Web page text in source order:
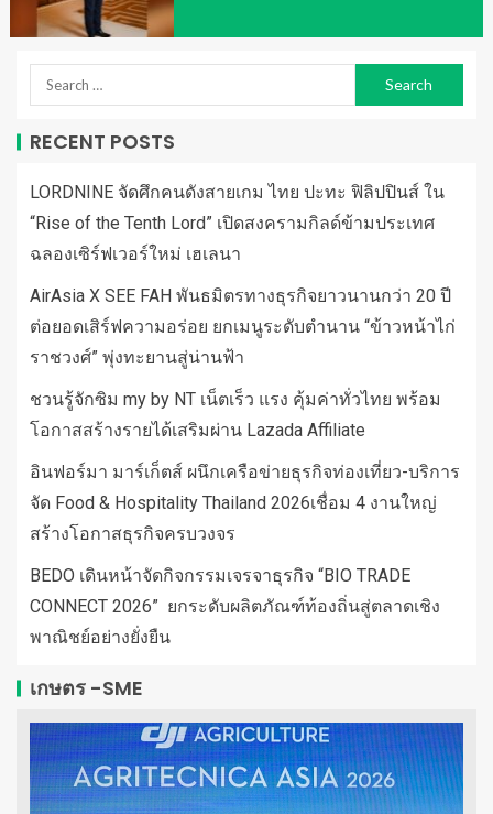
RECENT POSTS
LORDNINE จัดศึกคนดังสายเกม ไทย ปะทะ ฟิลิปปินส์ ใน
“Rise of the Tenth Lord” เปิดสงครามกิลด์ข้ามประเทศ
ฉลองเซิร์ฟเวอร์ใหม่ เฮเลนา
AirAsia X SEE FAH พันธมิตรทางธุรกิจยาวนานกว่า 20 ปี
ต่อยอดเสิร์ฟความอร่อย ยกเมนูระดับตำนาน “ข้าวหน้าไก่
ราชวงศ์” พุ่งทะยานสู่น่านฟ้า
ชวนรู้จักซิม my by NT เน็ตเร็ว แรง คุ้มค่าทั่วไทย พร้อม
โอกาสสร้างรายได้เสริมผ่าน Lazada Affiliate
อินฟอร์มา มาร์เก็ตส์ ผนึกเครือข่ายธุรกิจท่องเที่ยว-บริการ
จัด Food & Hospitality Thailand 2026เชื่อม 4 งานใหญ่
สร้างโอกาสธุรกิจครบวงจร
BEDO เดินหน้าจัดกิจกรรมเจรจาธุรกิจ “BIO TRADE
CONNECT 2026” ยกระดับผลิตภัณฑ์ท้องถิ่นสู่ตลาดเชิง
พาณิชย์อย่างยั่งยืน
เกษตร -SME